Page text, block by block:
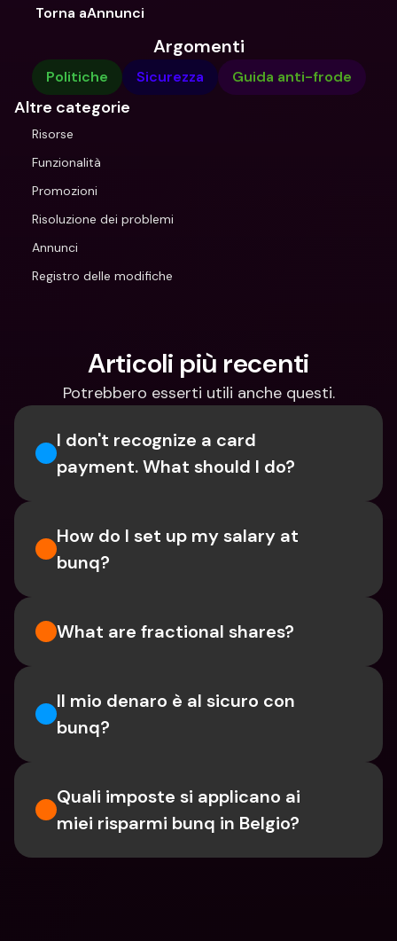
Torna aAnnunci
Argomenti
Politiche Sicurezza Guida anti-frode
Altre categorie
Risorse
Funzionalità
Promozioni
Risoluzione dei problemi
Annunci
Registro delle modifiche
Articoli più recenti
Potrebbero esserti utili anche questi.
I don't recognize a card
payment. What should I do?
How do I set up my salary at
bunq?
What are fractional shares?
Il mio denaro è al sicuro con
bunq?
Quali imposte si applicano ai
miei risparmi bunq in Belgio?